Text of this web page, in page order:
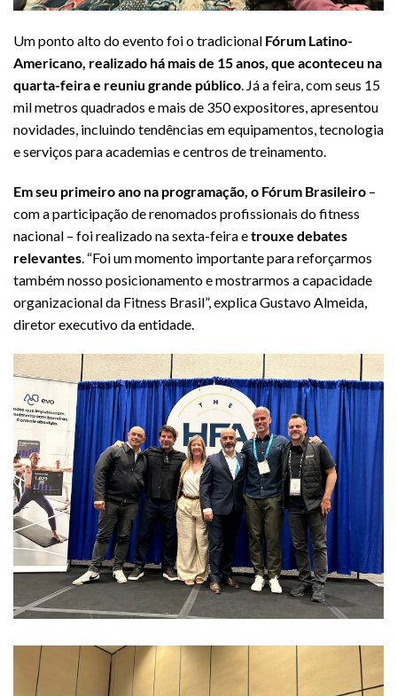
Um ponto alto do evento foi o tradicional Fórum Latino-
Americano, realizado há mais de 15 anos, que aconteceu na
quarta-feira e reuniu grande público . Já a feira, com seus 15
mil metros quadrados e mais de 350 expositores, apresentou
novidades, incluindo tendências em equipamentos, tecnologia
e serviços para academias e centros de treinamento.
Em seu primeiro ano na programação, o Fórum Brasileiro –
com a participação de renomados profissionais do fitness
nacional – foi realizado na sexta-feira etrouxe debates
relevantes. “Foi um momento importante para reforçarmos
também nosso posicionamento e mostrarmos a capacidade
organizacional da Fitness Brasil”, explica Gustavo Almeida,
diretor executivo da entidade.